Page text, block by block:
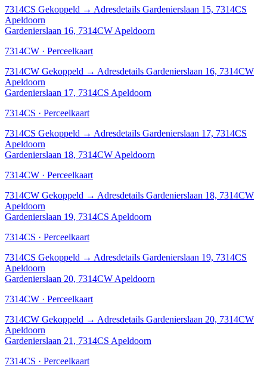
7314CS Gekoppeld → Adresdetails Gardenierslaan 15, 7314CS
Apeldoorn
Gardenierslaan 16, 7314CW Apeldoorn
7314CW · Perceelkaart
7314CW Gekoppeld → Adresdetails Gardenierslaan 16, 7314CW
Apeldoorn
Gardenierslaan 17, 7314CS Apeldoorn
7314CS · Perceelkaart
7314CS Gekoppeld → Adresdetails Gardenierslaan 17, 7314CS
Apeldoorn
Gardenierslaan 18, 7314CW Apeldoorn
7314CW · Perceelkaart
7314CW Gekoppeld → Adresdetails Gardenierslaan 18, 7314CW
Apeldoorn
Gardenierslaan 19, 7314CS Apeldoorn
7314CS · Perceelkaart
7314CS Gekoppeld → Adresdetails Gardenierslaan 19, 7314CS
Apeldoorn
Gardenierslaan 20, 7314CW Apeldoorn
7314CW · Perceelkaart
7314CW Gekoppeld → Adresdetails Gardenierslaan 20, 7314CW
Apeldoorn
Gardenierslaan 21, 7314CS Apeldoorn
7314CS · Perceelkaart